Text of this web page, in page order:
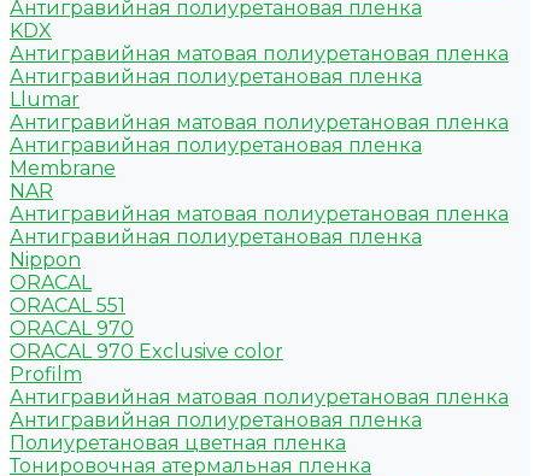
Антигравийная полиуретановая пленка
KDX
Антигравийная матовая полиуретановая пленка
Антигравийная полиуретановая пленка
Llumar
Антигравийная матовая полиуретановая пленка
Антигравийная полиуретановая пленка
Membrane
NAR
Антигравийная матовая полиуретановая пленка
Антигравийная полиуретановая пленка
Nippon
ORACAL
ORACAL 551
ORACAL 970
ORACAL 970 Exclusive color
Profilm
Антигравийная матовая полиуретановая пленка
Антигравийная полиуретановая пленка
Полиуретановая цветная пленка
Тонировочная атермальная пленка